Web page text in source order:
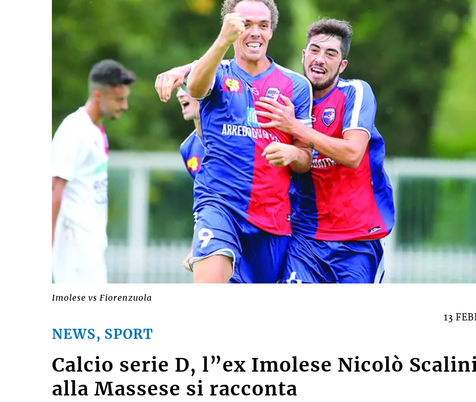
Imolese vs Fiorenzuola
NEWS, SPORT
13
Calcio serie D, l”ex Imolese Nicolò
alla Massese si racconta